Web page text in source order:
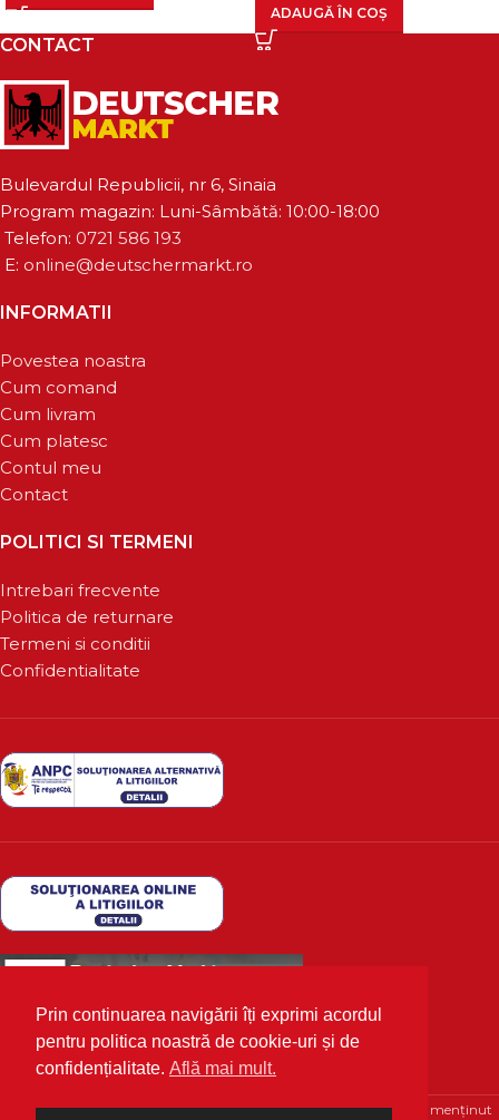
Prin continuarea navigării îți exprimi acordul
pentru politica noastră de cookie-uri și de
confidențialitate. Află mai mult.
ADAUGĂ ÎN COȘ
CONTACT
Bulevardul Republicii, nr 6, Sinaia
Program magazin: Luni-Sâmbătă: 10:00-18:00
Telefon: 0721 586 193
E: online@deutschermarkt.ro
INFORMATII
Povestea noastra
Cum comand
Cum livram
Cum platesc
Contul meu
Contact
POLITICI SI TERMENI
Intrebari frecvente
Politica de returnare
Termeni si conditii
Confidentialitate
Deutscher Markt2020 Toate drepturile rezervate | Optimizat și menținut